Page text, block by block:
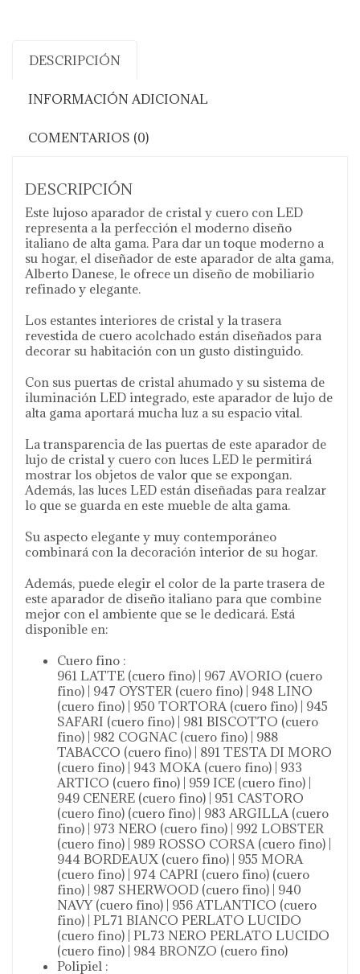
DESCRIPCIÓN
INFORMACIÓN ADICIONAL
COMENTARIOS (0)
DESCRIPCIÓN
Este lujoso aparador de cristal y cuero con LED
representa a la perfección el moderno diseño
italiano de alta gama. Para dar un toque moderno a
su hogar, el diseñador de este aparador de alta gama,
Alberto Danese, le ofrece un diseño de mobiliario
refinado y elegante.
Los estantes interiores de cristal y la trasera
revestida de cuero acolchado están diseñados para
decorar su habitación con un gusto distinguido.
Con sus puertas de cristal ahumado y su sistema de
iluminación LED integrado, este aparador de lujo de
alta gama aportará mucha luz a su espacio vital.
La transparencia de las puertas de este aparador de
lujo de cristal y cuero con luces LED le permitirá
mostrar los objetos de valor que se expongan.
Además, las luces LED están diseñadas para realzar
lo que se guarda en este mueble de alta gama.
Su aspecto elegante y muy contemporáneo
combinará con la decoración interior de su hogar.
Además, puede elegir el color de la parte trasera de
este aparador de diseño italiano para que combine
mejor con el ambiente que se le dedicará. Está
disponible en:
Cuero fino :
961 LATTE (cuero fino) | 967 AVORIO (cuero
fino) | 947 OYSTER (cuero fino) | 948 LINO
(cuero fino) | 950 TORTORA (cuero fino) | 945
SAFARI (cuero fino) | 981 BISCOTTO (cuero
fino) | 982 COGNAC (cuero fino) | 988
TABACCO (cuero fino) | 891 TESTA DI MORO
(cuero fino) | 943 MOKA (cuero fino) | 933
ARTICO (cuero fino) | 959 ICE (cuero fino) |
949 CENERE (cuero fino) | 951 CASTORO
(cuero fino) (cuero fino) | 983 ARGILLA (cuero
fino) | 973 NERO (cuero fino) | 992 LOBSTER
(cuero fino) | 989 ROSSO CORSA (cuero fino) |
944 BORDEAUX (cuero fino) | 955 MORA
(cuero fino) | 974 CAPRI (cuero fino) (cuero
fino) | 987 SHERWOOD (cuero fino) | 940
NAVY (cuero fino) | 956 ATLANTICO (cuero
fino) | PL71 BIANCO PERLATO LUCIDO
(cuero fino) | PL73 NERO PERLATO LUCIDO
(cuero fino) | 984 BRONZO (cuero fino)
Polipiel :